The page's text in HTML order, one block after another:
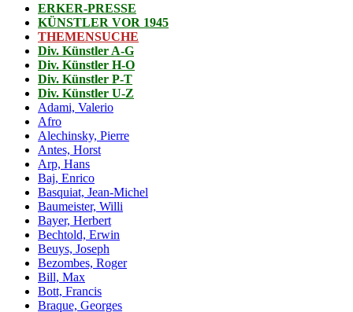
ERKER-PRESSE
KÜNSTLER VOR 1945
THEMENSUCHE
Div. Künstler A-G
Div. Künstler H-O
Div. Künstler P-T
Div. Künstler U-Z
Adami, Valerio
Afro
Alechinsky, Pierre
Antes, Horst
Arp, Hans
Baj, Enrico
Basquiat, Jean-Michel
Baumeister, Willi
Bayer, Herbert
Bechtold, Erwin
Beuys, Joseph
Bezombes, Roger
Bill, Max
Bott, Francis
Braque, Georges